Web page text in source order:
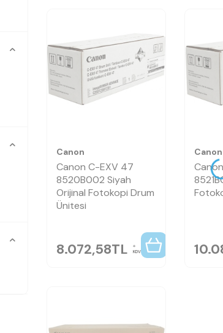
Canon
Canon C-EXV 47
8520B002 Siyah
Orijinal Fotokopi Drum
Ünitesi
8.072,58TL KDV
Canon